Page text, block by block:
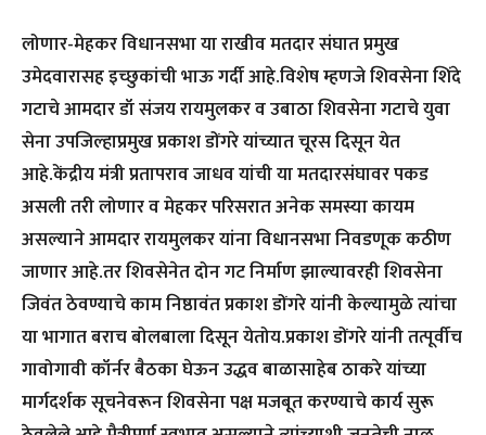
लोणार-मेहकर विधानसभा या राखीव मतदार संघात प्रमुख
उमेदवारासह इच्छुकांची भाऊ गर्दी आहे.विशेष म्हणजे शिवसेना शिंदे
गटाचे आमदार डॉ संजय रायमुलकर व उबाठा शिवसेना गटाचे युवा
सेना उपजिल्हाप्रमुख प्रकाश डोंगरे यांच्यात चूरस दिसून येत
आहे.केंद्रीय मंत्री प्रतापराव जाधव यांची या मतदारसंघावर पकड
असली तरी लोणार व मेहकर परिसरात अनेक समस्या कायम
असल्याने आमदार रायमुलकर यांना विधानसभा निवडणूक कठीण
जाणार आहे.तर शिवसेनेत दोन गट निर्माण झाल्यावरही शिवसेना
जिवंत ठेवण्याचे काम निष्ठावंत प्रकाश डोंगरे यांनी केल्यामुळे त्यांचा
या भागात बराच बोलबाला दिसून येतोय.प्रकाश डोंगरे यांनी तत्पूर्वीच
गावोगावी कॉर्नर बैठका घेऊन उद्धव बाळासाहेब ठाकरे यांच्या
मार्गदर्शक सूचनेवरून शिवसेना पक्ष मजबूत करण्याचे कार्य सुरू